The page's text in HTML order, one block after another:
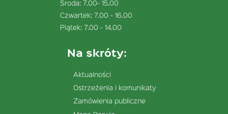
Środa: 7.00- 15.00
Czwartek: 7.00 - 16.00
Piątek: 7.00 - 14.00
Na skróty:
Aktualności
Ostrzeżenia i komunikaty
Zamówienia publiczne